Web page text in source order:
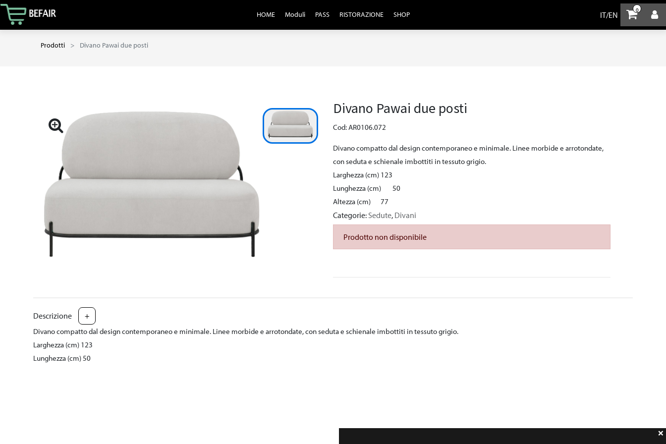
HOME Moduli PASS RISTORAZIONE SHOP
0
IT/EN
Prodotti Divano Pawai due posti
Divano Pawai due posti
Cod: AR0106.072
Divano compatto dal design contemporaneo e minimale. Linee morbide e arrotondate,
con seduta e schienale imbottiti in tessuto grigio.
Larghezza (cm) 123
Lunghezza (cm)
50
Altezza (cm)
77
Categorie: Sedute, Divani
Prodotto non disponibile
Descrizione +
Divano compatto dal design contemporaneo e minimale. Linee morbide e arrotondate, con seduta e schienale imbottiti in tessuto grigio.
Larghezza (cm) 123
Lunghezza (cm) 50